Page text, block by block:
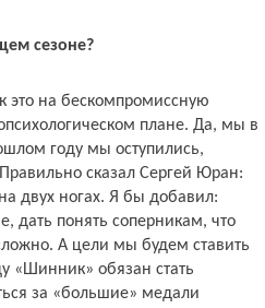
сезоне?
это на бескомпромиссную
плане. Да, мы в
году мы оступились,
сказал Сергей Юран:
двух ногах. Я бы добавил:
дать понять соперникам, что
А цели мы будем ставить
«Шинник» обязан стать
за «большие» медали